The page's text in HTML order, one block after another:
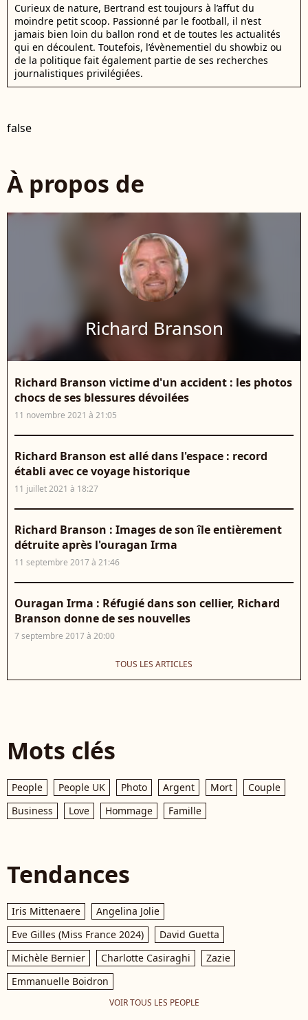
Curieux de nature, Bertrand est toujours à l’affut du
moindre petit scoop. Passionné par le football, il n’est
jamais bien loin du ballon rond et de toutes les actualités
qui en découlent. Toutefois, l’évènementiel du showbiz ou
de la politique fait également partie de ses recherches
journalistiques privilégiées.
false
À propos de
Richard Branson
Richard Branson victime d'un accident : les photos
chocs de ses blessures dévoilées
11 novembre 2021 à 21:05
Richard Branson est allé dans l'espace : record
établi avec ce voyage historique
11 juillet 2021 à 18:27
Richard Branson : Images de son île entièrement
détruite après l'ouragan Irma
11 septembre 2017 à 21:46
Ouragan Irma : Réfugié dans son cellier, Richard
Branson donne de ses nouvelles
7 septembre 2017 à 20:00
TOUS LES ARTICLES
Mots clés
People People UK Photo Argent Mort
Couple
Business
Love Hommage Famille
Tendances
Iris Mittenaere
Angelina Jolie
Eve Gilles (Miss France 2024)
David Guetta
Michèle Bernier
Charlotte Casiraghi
Zazie
Emmanuelle Boidron
VOIR TOUS LES PEOPLE